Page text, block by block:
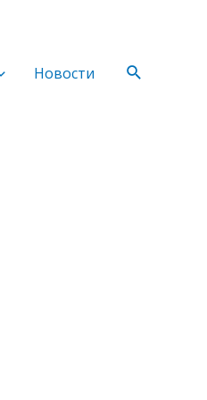
Новости Поиск